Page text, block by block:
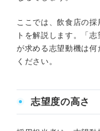
ここでは、飲食店の
トを解説します。「
が求める志望動機は
ください。
志望度の高さ